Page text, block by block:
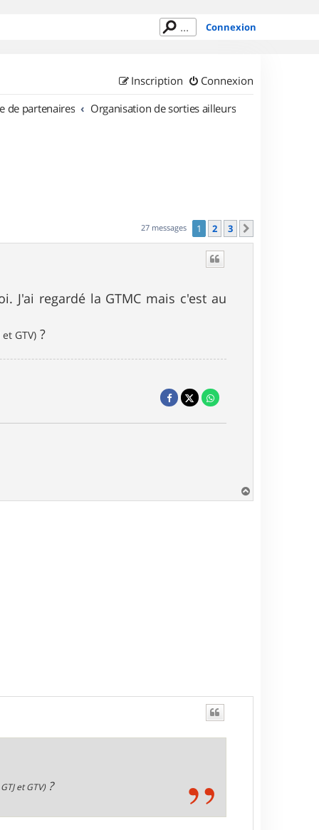
Connexion
Connexion
Inscription
de partenaires Organisation de sorties ailleurs
27 messages 1 2 3
J'ai regardé la GTMC mais c'est au
GTV) ?
a
et GTV)?